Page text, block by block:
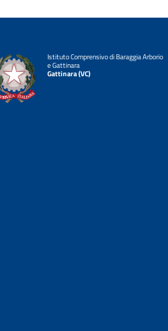
Istituto Comprensivo di Baraggia Arborio
e Gattinara
Gattinara (VC)